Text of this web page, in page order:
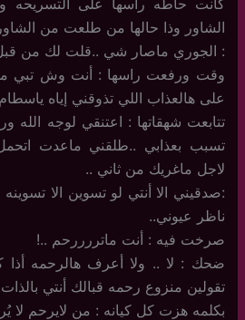
الشاور وذا حالها من طلعت من
: الجوري ماصار شي ..قلت لك من قبل
وقت ورفعت راسها : أنت وش تبي
على هالعذاب اللي تذوقني إياه
تتابعت شهقاتها : اعتنقي لوجه
تسبب بعذابي ..طلقني ماعدت
لاجل ماغريك من ثاني ..
:صدقيني الا أنتي لو تسوين الا
ناظر عيوني..
صرخت فيه : أنت ماتررررحم ..!
ضحك : لا .. ولا أعرف هالرحمه أذا
تقولين منزوع رحمه قبالك أنتي
بكلمه هزت كل كيانه : من لايرحم لا